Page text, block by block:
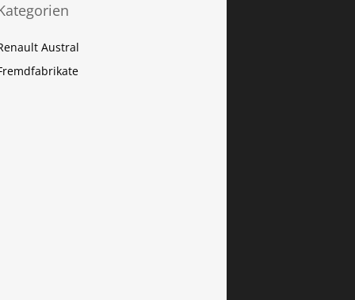
Austral